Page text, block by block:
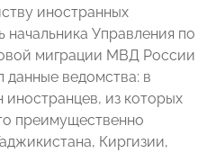
иностранных
начальника Управления по
миграции МВД России
данные ведомства: в
из которых
преимущественно
Киргизии,